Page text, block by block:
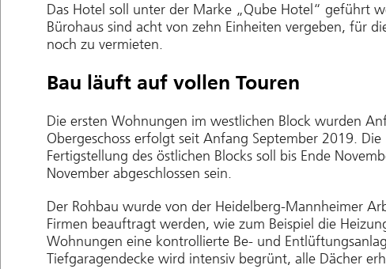
Das Hotel soll unter der Marke „Qube Hotel“ geführt
Bürohaus sind acht von zehn Einheiten vergeben, für
noch zu vermieten.
Bau läuft auf vollen Touren
Die ersten Wohnungen im westlichen Block wurden
Obergeschoss erfolgt seit Anfang September 2019.
Fertigstellung des östlichen Blocks soll bis Ende
November abgeschlossen sein.
Der Rohbau wurde von der Heidelberg-Mannheimer
Firmen beauftragt werden, wie zum Beispiel die
Wohnungen eine kontrollierte Be- und
Tiefgaragendecke wird intensiv begrünt, alle Dächer